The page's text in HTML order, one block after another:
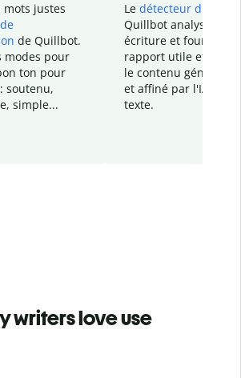
mots justes
de Quillbot.
modes pour
ton pour
soutenu,
simple...
Le détecteur d'IA
Quillbot analyse votre
écriture et fournit un
rapport utile et
le contenu généré
et affiné par l'IA
texte.
writers love use